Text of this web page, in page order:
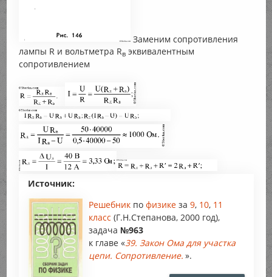
Заменим сопротивления
лампы R и вольтметра Rвэквивалентным
сопротивлением
Источник:
Решебник по физике за 9, 10, 11
класс (Г.Н.Степанова, 2000 год),
задача №963
к главе «39. Закон Ома для участка
цепи. Сопротивление. ».